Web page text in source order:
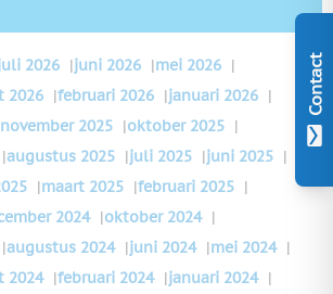
Contact
2026 |juni 2026 |mei 2026 |
2026 |februari 2026 |januari 2026 |
november 2025 |oktober 2025 |
|augustus 2025 |juli 2025 |juni 2025 |
|maart 2025 |februari 2025 |
2024 |oktober 2024 |
|augustus 2024 |juni 2024 |mei 2024 |
2024 |februari 2024 |januari 2024 |